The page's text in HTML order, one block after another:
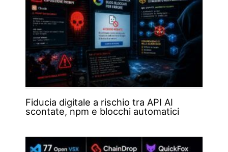
Fiducia digitale a rischio tra API AI
scontate, npm e blocchi automatici